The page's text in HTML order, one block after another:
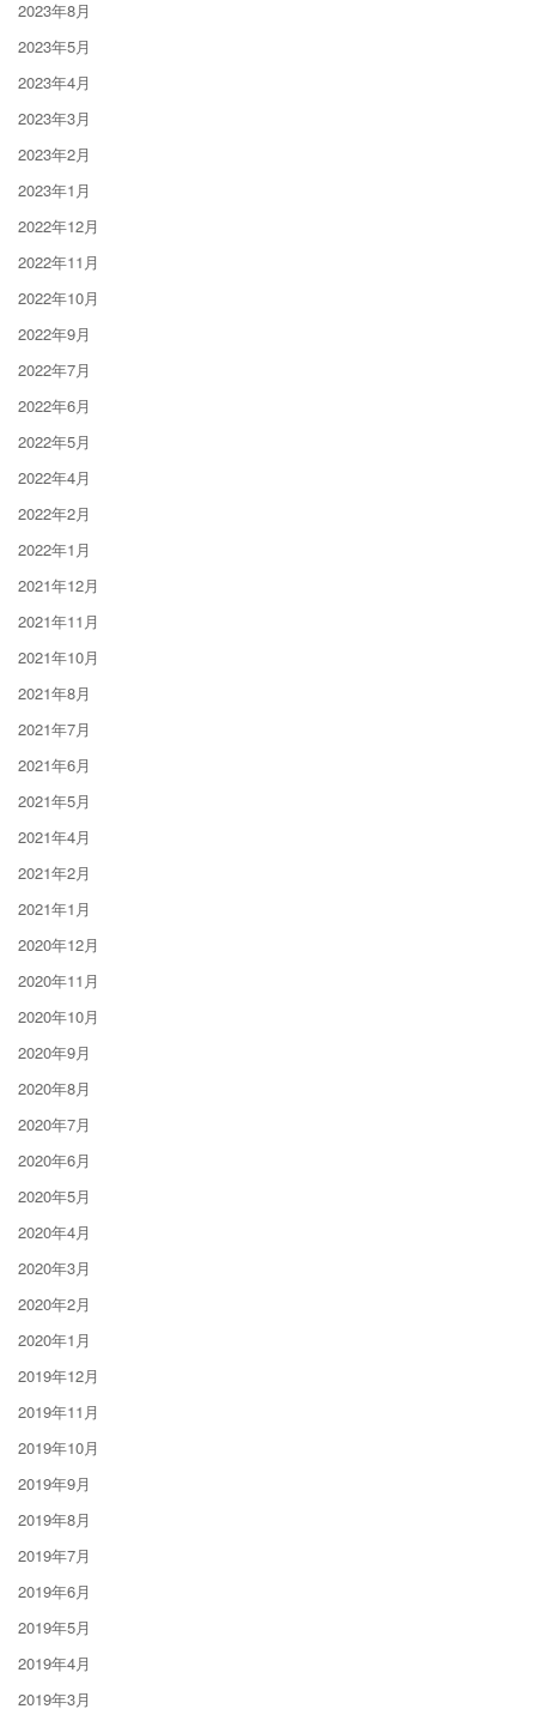
2023年8月
2023年5月
2023年4月
2023年3月
2023年2月
2023年1月
2022年12月
2022年11月
2022年10月
2022年9月
2022年7月
2022年6月
2022年5月
2022年4月
2022年2月
2022年1月
2021年12月
2021年11月
2021年10月
2021年8月
2021年7月
2021年6月
2021年5月
2021年4月
2021年2月
2021年1月
2020年12月
2020年11月
2020年10月
2020年9月
2020年8月
2020年7月
2020年6月
2020年5月
2020年4月
2020年3月
2020年2月
2020年1月
2019年12月
2019年11月
2019年10月
2019年9月
2019年8月
2019年7月
2019年6月
2019年5月
2019年4月
2019年3月